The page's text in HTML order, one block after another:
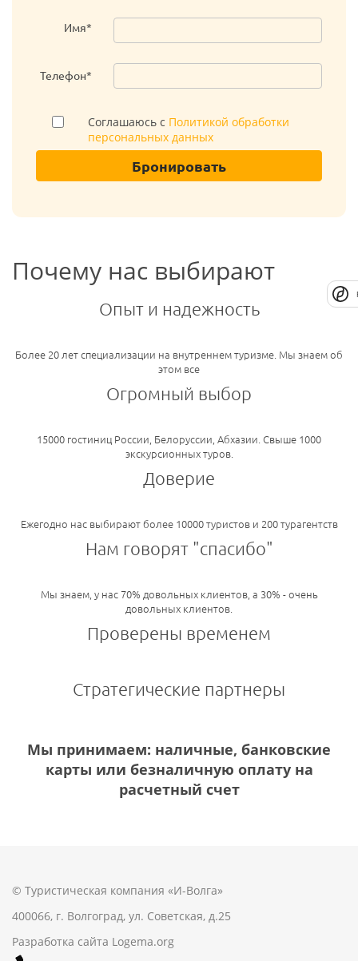
Имя*
Телефон*
Соглашаюсь с Политикой обработки
персональных данных
Бронировать
Почему нас выбирают
Опыт и надежность
Более 20 лет специализации на внутреннем туризме. Мы знаем об
этом все
Огромный выбор
15000 гостиниц России, Белоруссии, Абхазии. Свыше 1000
экскурсионных туров.
Доверие
Ежегодно нас выбирают более 10000 туристов и 200 турагентств
Нам говорят "спасибо"
Мы знаем, у нас 70% довольных клиентов, а 30% - очень
довольных клиентов.
Проверены временем
Стратегические партнеры
Мы принимаем: наличные, банковские
карты или безналичную оплату на
расчетный счет
© Туристическая компания «И-Волга»
400066, г. Волгоград, ул. Советская, д.25
Разработка сайта Logema.org